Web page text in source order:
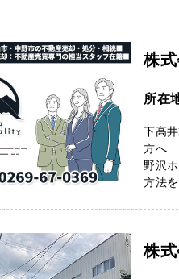
株
所在
下高
方へ
野沢
方法
株